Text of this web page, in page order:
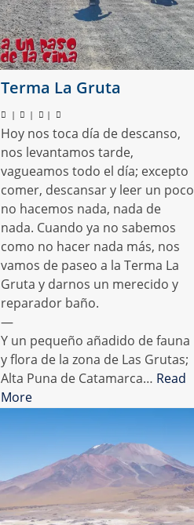
Terma La Gruta
| | |
Hoy nos toca día de descanso,
nos levantamos tarde,
vagueamos todo el día; excepto
comer, descansar y leer un poco
no hacemos nada, nada de
nada. Cuando ya no sabemos
como no hacer nada más, nos
vamos de paseo a la Terma La
Gruta y darnos un merecido y
reparador baño.
—
Y un pequeño añadido de fauna
y flora de la zona de Las Grutas;
Alta Puna de Catamarca… Read
More